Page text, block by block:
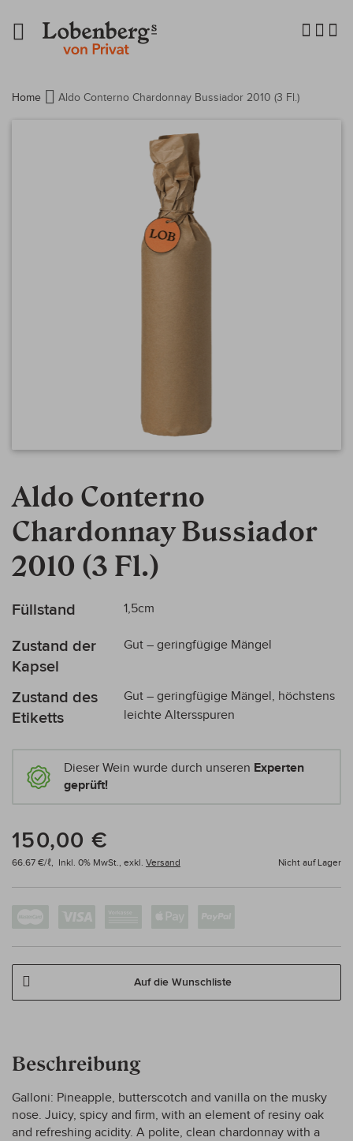
Navigation
umschalten
Home Aldo Conterno Chardonnay Bussiador 2010 (3 Fl.)
Aldo Conterno
Chardonnay Bussiador
2010 (3 Fl.)
Mehr
Füllstand 1,5cm
Zustand der
Kapsel
Gut – geringfügige Mängel
Zustand des
Etiketts
Gut – geringfügige Mängel, höchstens
leichte Altersspuren
Dieser Wein wurde durch unseren Experten
geprüft!
150,00 €
Inkl. 0% MwSt., exkl. Versand Nicht auf Lager
66.67 €/ℓ,
Auf die Wunschliste
Zum
der
Bildergalerie
springen
Beschreibung
Galloni: Pineapple, butterscotch and vanilla on the musky
nose. Juicy, spicy and firm, with an element of resiny oak
and refreshing acidity. A polite, clean chardonnay with a